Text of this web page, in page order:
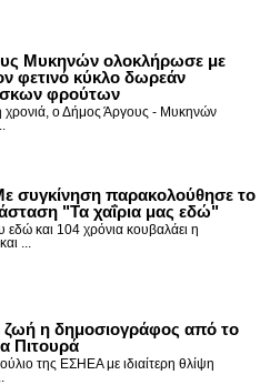
Μυκηνών ολοκλήρωσε με
φετινό κύκλο δωρεάν
φρούτων
χρονιά, ο Δήμος Άργους - Μυκηνών
συγκίνηση παρακολούθησε το
"Τα χαΐρια μας εδώ"
εδώ και 104 χρόνια κουβαλάει η
...
η δημοσιογράφος από το
Πιτουρά
της ΕΣΗΕΑ με ιδιαίτερη θλίψη